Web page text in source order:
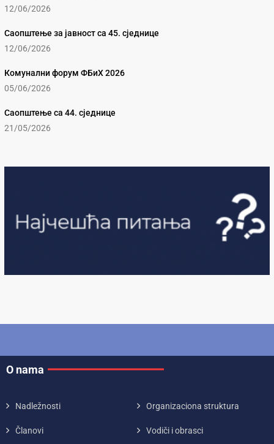
12/06/2026
Саопштење за јавност са 45. сједнице
12/06/2026
Комунални форум ФБиХ 2026
05/06/2026
Саопштење са 44. сједнице
21/05/2026
O nama
Nadležnosti Organizaciona struktura
Članovi Vodiči i obrasci